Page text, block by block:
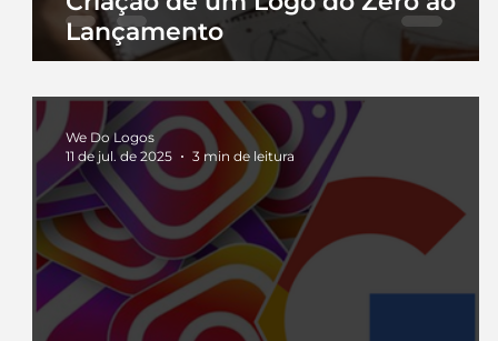
Lançamento
We Do Logos
11 de jul. de 2025
3 min de leitura